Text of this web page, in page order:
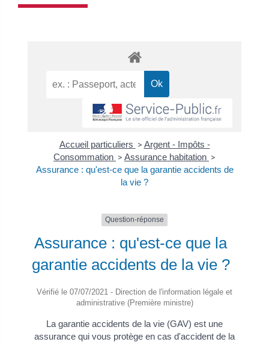
Accueil particuliers > Argent - Impôts -
Consommation > Assurance habitation >
Assurance : qu'est-ce que la garantie accidents de
la vie ?
Question-réponse
Assurance : qu'est-ce que la
garantie accidents de la vie ?
Vérifié le 07/07/2021 - Direction de l'information légale et
administrative (Première ministre)
La garantie accidents de la vie (GAV) est une
assurance qui vous protège en cas d'accident de la